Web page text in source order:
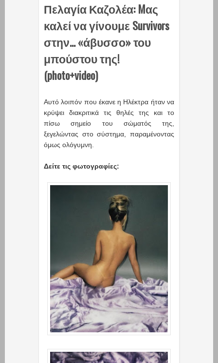
Πελαγία Καζολέα: Mας
καλεί να γίνουμε Survivors
στην… «άβυσσο» του
μπούστου της!
(photo+video)
Αυτό λοιπόν που έκανε η Ηλέκτρα ήταν να
κρύψει διακριτικά τις θηλές της και το
πίσω σημείο του σώματός της,
ξεγελώντας στο σύστημα, παραμένοντας
όμως ολόγυμνη.
Δείτε τις φωτογραφίες: